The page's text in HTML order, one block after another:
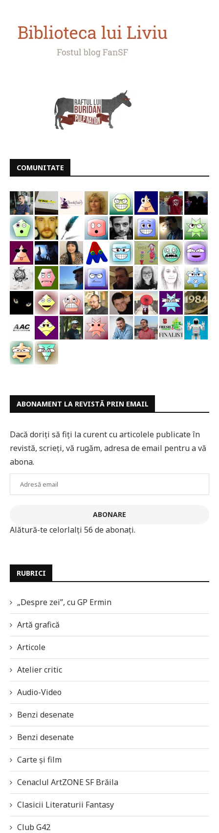
COMUNITATE
ABONAMENT LA REVISTĂ PRIN EMAIL
Dacă doriți să fiți la curent cu articolele publicate în
revistă, scrieți, vă rugăm, adresa de email pentru a vă
abona.
ABONARE
Alătură-te celorlalți 56 de abonați.
RUBRICI
„Despre zei”, cu GP Ermin
Artă grafică
Articole
Atelier critic
Audio-Video
Benzi desenate
Benzi desenate
Carte și film
Cenaclul ArtZONE SF Brăila
Clasicii Literaturii Fantasy
Club G42